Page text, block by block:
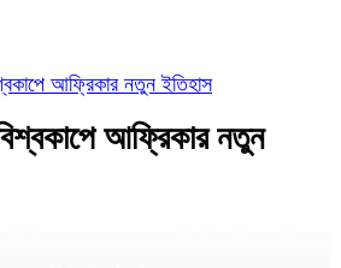
আফ্রিকার নতুন ইতিহাস
আফ্রিকার নতুন